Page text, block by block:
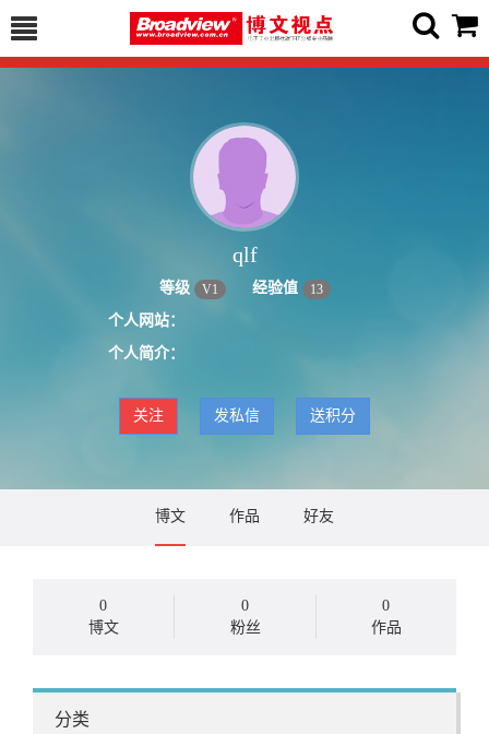
qlf
等级 V1 经验值 13
个人网站：
个人简介：
关注 发私信 送积分
博文 作品 好友
0
博文
0
粉丝
0
作品
分类